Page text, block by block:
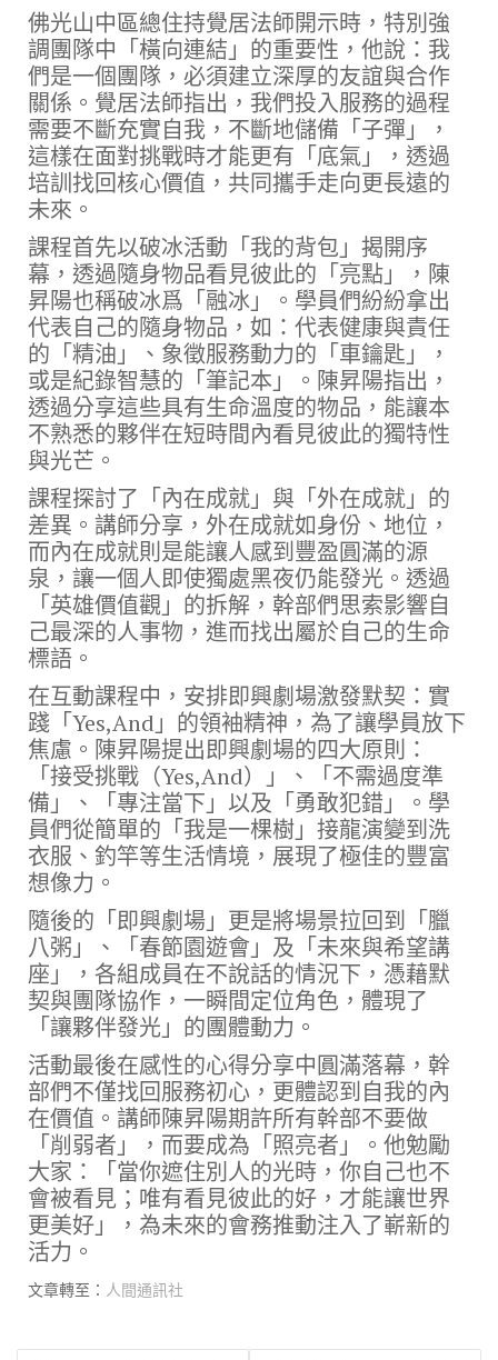
佛光山中區總住持覺居法師開示時，特別強
調團隊中「橫向連結」的重要性，他說：我
們是一個團隊，必須建立深厚的友誼與合作
關係。覺居法師指出，我們投入服務的過程
需要不斷充實自我，不斷地儲備「子彈」，
這樣在面對挑戰時才能更有「底氣」，透過
培訓找回核心價值，共同攜手走向更長遠的
未來。
課程首先以破冰活動「我的背包」揭開序
幕，透過隨身物品看見彼此的「亮點」，陳
昇陽也稱破冰爲「融冰」。學員們紛紛拿出
代表自己的隨身物品，如：代表健康與責任
的「精油」、象徵服務動力的「車鑰匙」，
或是紀錄智慧的「筆記本」。陳昇陽指出，
透過分享這些具有生命溫度的物品，能讓本
不熟悉的夥伴在短時間內看見彼此的獨特性
與光芒。
課程探討了「內在成就」與「外在成就」的
差異。講師分享，外在成就如身份、地位，
而內在成就則是能讓人感到豐盈圓滿的源
泉，讓一個人即使獨處黑夜仍能發光。透過
「英雄價值觀」的拆解，幹部們思索影響自
己最深的人事物，進而找出屬於自己的生命
標語。
在互動課程中，安排即興劇場激發默契：實
踐「Yes,And」的領袖精神，為了讓學員放下
焦慮。陳昇陽提出即興劇場的四大原則：
「接受挑戰（Yes,And）」、「不需過度準
備」、「專注當下」以及「勇敢犯錯」。學
員們從簡單的「我是一棵樹」接龍演變到洗
衣服、釣竿等生活情境，展現了極佳的豐富
想像力。
隨後的「即興劇場」更是將場景拉回到「臘
八粥」、「春節園遊會」及「未來與希望講
座」，各組成員在不說話的情況下，憑藉默
契與團隊協作，一瞬間定位角色，體現了
「讓夥伴發光」的團體動力。
活動最後在感性的心得分享中圓滿落幕，幹
部們不僅找回服務初心，更體認到自我的內
在價值。講師陳昇陽期許所有幹部不要做
「削弱者」，而要成為「照亮者」。他勉勵
大家：「當你遮住別人的光時，你自己也不
會被看見；唯有看見彼此的好，才能讓世界
更美好」，為未來的會務推動注入了嶄新的
活力。
文章轉至： 人間通訊社